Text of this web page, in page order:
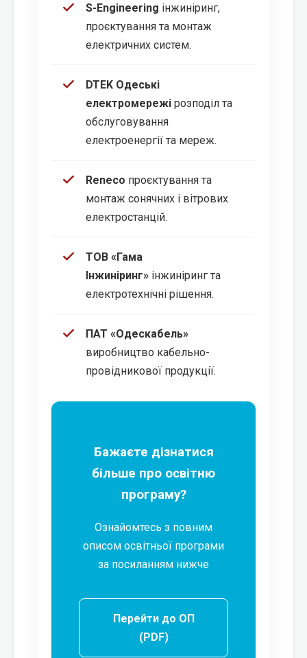
S-Engineering інжиніринг,
проєктування та монтаж
електричних систем.
DTEK Одеські
електромережі розподіл та
обслуговування
електроенергії та мереж.
Reneco проєктування та
монтаж сонячних і вітрових
електростанцій.
ТОВ «Гама
Інжиніринг» інжиніринг та
електротехнічні рішення.
ПАТ «Одескабель»
виробництво кабельно-
провідникової продукції.
Бажаєте дізнатися
більше про освітню
програму?
Ознайомтесь з повним
описом освітньої програми
за посиланням нижче
Перейти до ОП
(PDF)